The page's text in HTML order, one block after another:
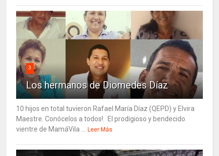
3
Los hermanos de Diomedes Díaz
10 hijos en total tuvieron Rafael María Díaz (QEPD) y Elvira
Maestre. Conócelos a todos!. El prodigioso y bendecido
vientre de MamáVila ...
Leer Más